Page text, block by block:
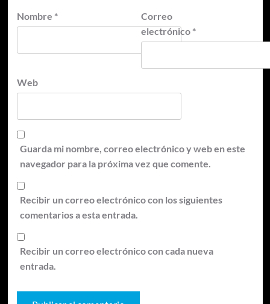
Nombre *
Correo
electrónico *
Web
Guarda mi nombre, correo electrónico y web en este
navegador para la próxima vez que comente.
Recibir un correo electrónico con los siguientes
comentarios a esta entrada.
Recibir un correo electrónico con cada nueva
entrada.